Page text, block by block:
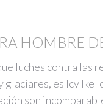
HOMBRE
luches contra las
glaciares, es Icy Ike
son